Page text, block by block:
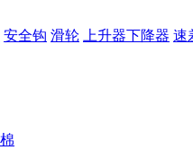
安全钩 滑轮 上升器下降器 速